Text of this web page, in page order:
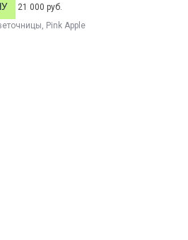
21 000 руб.
, Pink Apple